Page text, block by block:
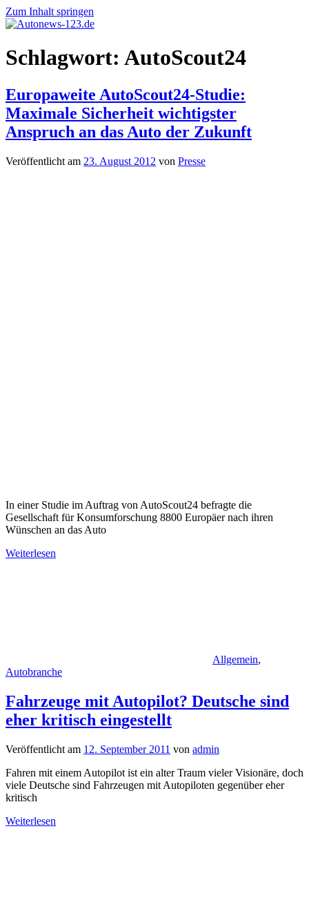
Zum Inhalt springen
Autonews-
123.de
Autonews
mit
Schlagwort: AutoScout24
Europaweite AutoScout24-Studie:
Maximale Sicherheit wichtigster
Anspruch an das Auto der Zukunft
Veröffentlicht am 23. August 2012 von Presse
In einer Studie im Auftrag von AutoScout24 befragte die
Gesellschaft für Konsumforschung 8800 Europäer nach ihren
Wünschen an das Auto
Weiterlesen
Allgemein,
Autobranche
Fahrzeuge mit Autopilot? Deutsche sind
eher kritisch eingestellt
Veröffentlicht am 12. September 2011 von admin
Fahren mit einem Autopilot ist ein alter Traum vieler Visionäre, doch
viele Deutsche sind Fahrzeugen mit Autopiloten gegenüber eher
kritisch
Weiterlesen